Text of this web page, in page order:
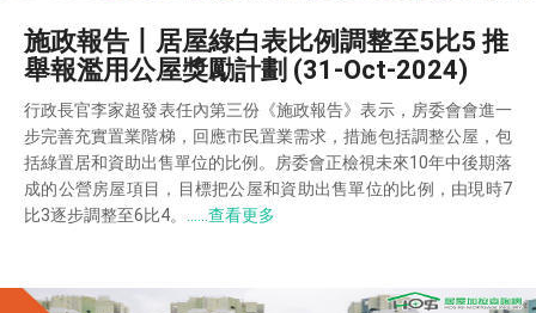
施政報告丨居屋綠白表比例調整至5比5 推
舉報濫用公屋獎勵計劃 (31-Oct-2024)
行政長官李家超發表任內第三份《施政報告》表示，房委會會進一
步完善充實置業階梯，回應市民置業需求，措施包括調整公屋，包
括綠置居和資助出售單位的比例。房委會正檢視未來10年中後期落
成的公營房屋項目，目標把公屋和資助出售單位的比例，由現時7
比3逐步調整至6比4。 ……查看更多